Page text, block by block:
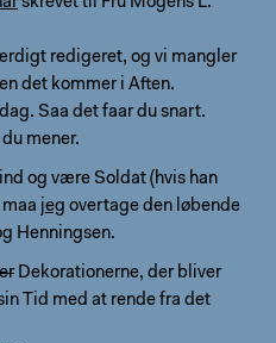
redigeret, og vi mangler
det kommer i Aften.
Saa det faar du snart.
mener.
og være Soldat (hvis han
jeg overtage den løbende
Henningsen.
Dekorationerne, der bliver
Tid med at rende fra det